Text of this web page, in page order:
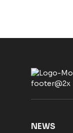
NEWS